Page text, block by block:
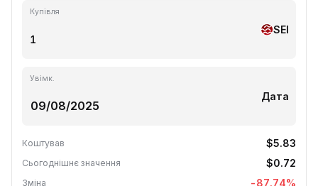
Купівля
SEI
Увімк.
Дата
Коштував $5.83
Сьогоднішнє значення $0.72
Зміна -87.74%